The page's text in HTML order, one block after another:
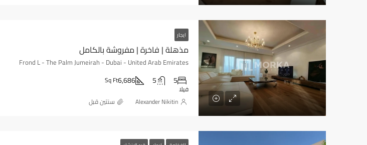
ايجار
مذهلة | فاخرة | مفروشة بالكامل
Frond L - The Palm Jumeirah - Dubai - United Arab Emirates
5
5
6,686
Sq Ft
فيلا
Alexander Nikitin ‏سنتين قبل